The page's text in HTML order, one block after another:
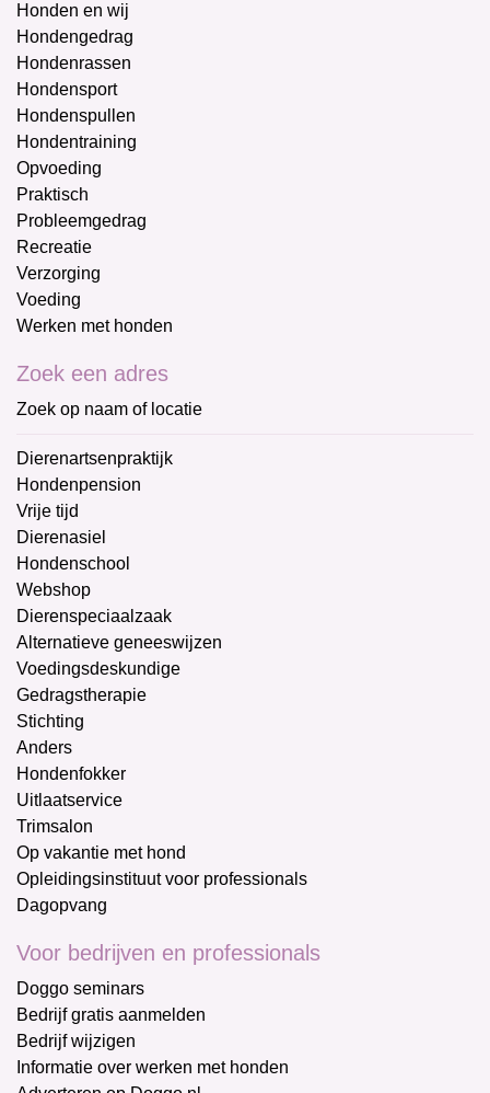
Honden en wij
Hondengedrag
Hondenrassen
Hondensport
Hondenspullen
Hondentraining
Opvoeding
Praktisch
Probleemgedrag
Recreatie
Verzorging
Voeding
Werken met honden
Zoek een adres
Zoek op naam of locatie
Dierenartsenpraktijk
Hondenpension
Vrije tijd
Dierenasiel
Hondenschool
Webshop
Dierenspeciaalzaak
Alternatieve geneeswijzen
Voedingsdeskundige
Gedragstherapie
Stichting
Anders
Hondenfokker
Uitlaatservice
Trimsalon
Op vakantie met hond
Opleidingsinstituut voor professionals
Dagopvang
Voor bedrijven en professionals
Doggo seminars
Bedrijf gratis aanmelden
Bedrijf wijzigen
Informatie over werken met honden